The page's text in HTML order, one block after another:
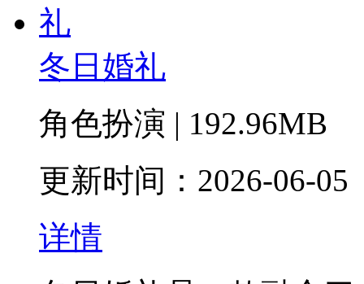
冬日婚礼
角色扮演 | 192.96MB
更新时间：2026-06-05
详情